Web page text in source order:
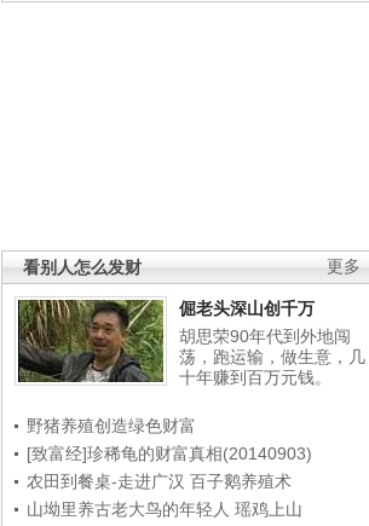
更多
看别人怎么发财
倔老头深山创千万
胡思荣90年代到外地闯
荡，跑运输，做生意，几
十年赚到百万元钱。
野猪养殖创造绿色财富
[致富经]珍稀龟的财富真相(20140903)
农田到餐桌-走进广汉 百子鹅养殖术
山坳里养古老大鸟的年轻人 瑶鸡上山